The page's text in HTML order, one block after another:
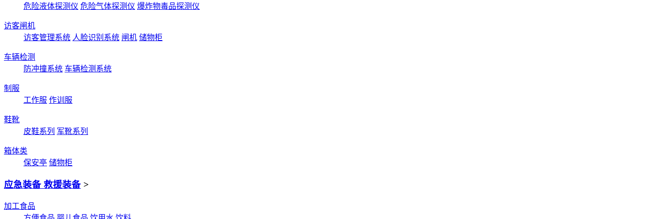
危险液体探测仪 危险气体探测仪 爆炸物毒品探测仪
访客闸机
访客管理系统 人脸识别系统 闸机 储物柜
车辆检测
防冲撞系统 车辆检测系统
制服
工作服 作训服
鞋靴
皮鞋系列 军靴系列
箱体类
保安亭 储物柜
应急装备 救援装备 >
加工食品